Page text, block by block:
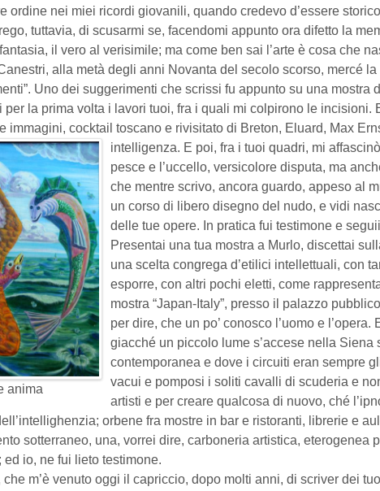
ordine nei miei ricordi giovanili, quando credevo d’essere
tuttavia, di scusarmi se, facendomi appunto ora difetto la
il vero al verisimile; ma come ben sai l’arte è cosa che
alla metà degli anni Novanta del secolo scorso, mercé
Uno dei suggerimenti che scrissi fu appunto su una
per la prima volta i lavori tuoi, fra i quali mi colpirono le incisioni.
immagini, cocktail toscano e rivisitato di Breton, Eluard, Max
anima
intelligenza. E poi, fra i tuoi quadri, mi
pesce e l’uccello, versicolore disputa, ma
che mentre scrivo, ancora guardo, appeso al
un corso di libero disegno del nudo, e vidi
delle tue opere. In pratica fui testimone e
Presentai una tua mostra a Murlo, discettai
una scelta congrega d’etilici intellettuali, con
esporre, con altri pochi eletti, come
mostra “Japan-Italy”, presso il palazzo
per dire, che un po’ conosco l’uomo e
giacché un piccolo lume s’accese nella Siena
contemporanea e dove i circuiti eran sempre
vacui e pomposi i soliti cavalli di scuderia e
artisti e per creare qualcosa di nuovo, ché
orbene fra mostre in bar e ristoranti, librerie e
sotterraneo, una, vorrei dire, carboneria artistica, eterogenea
ed io, ne fui lieto testimone.
m’è venuto oggi il capriccio, dopo molti anni, di scriver dei